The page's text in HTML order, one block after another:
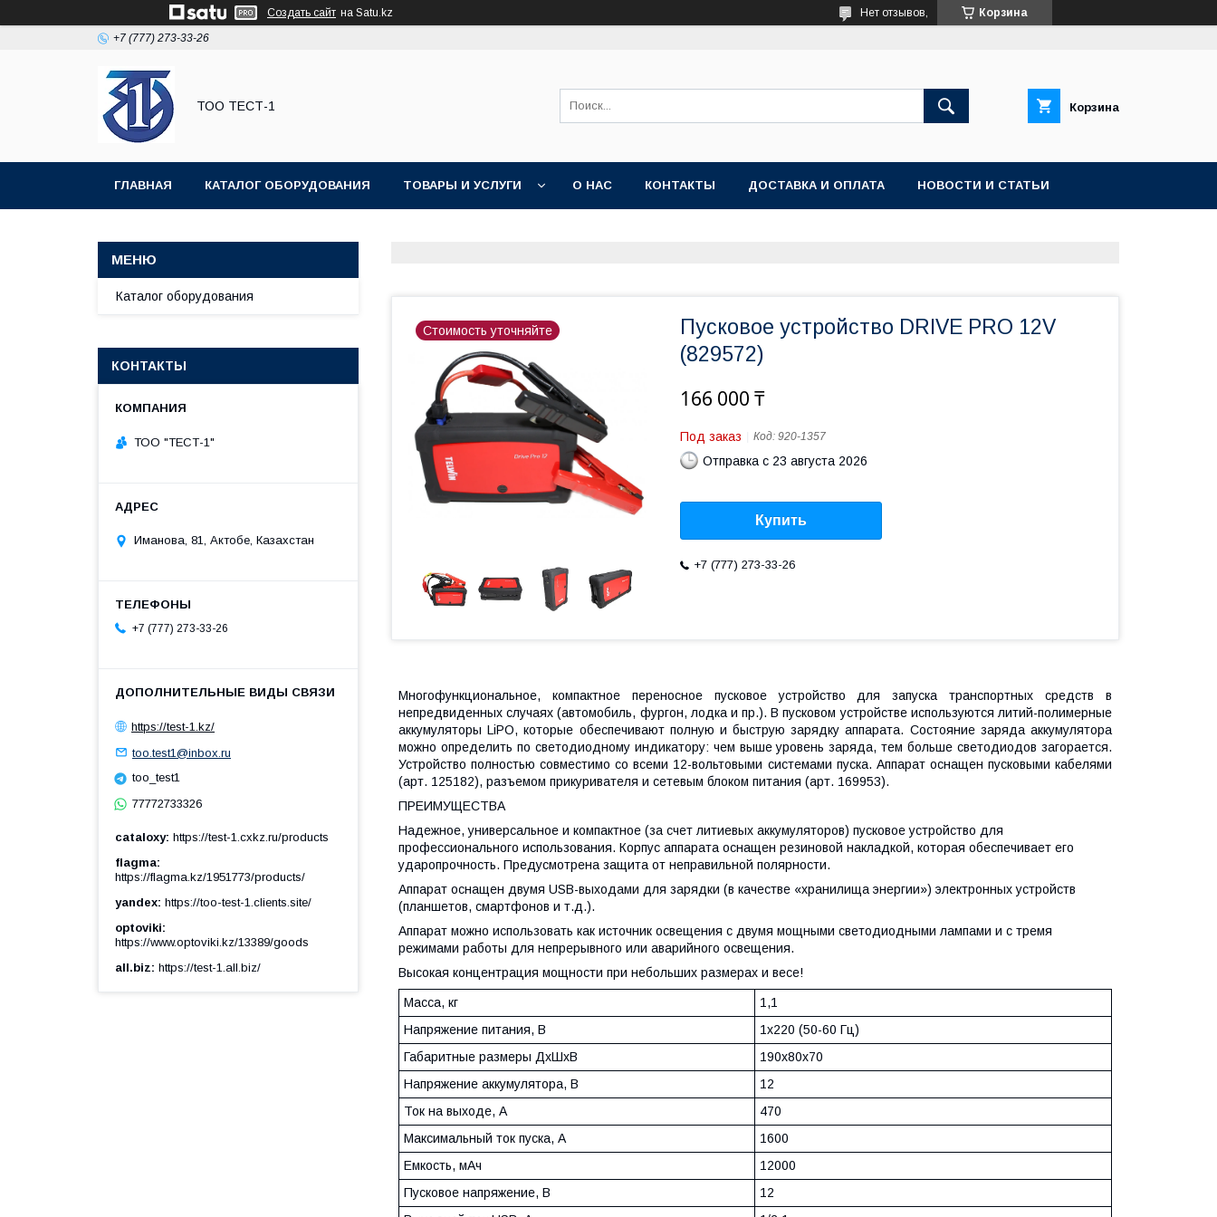
Создать сайт на Satu.kz Корзина
Нет отзывов,
+7 (777) 273-33-26
ТОО ТЕСТ-1 Корзина
ГЛАВНАЯ КАТАЛОГ ОБОРУДОВАНИЯ ТОВАРЫ И УСЛУГИ О НАС КОНТАКТЫ ДОСТАВКА И ОПЛАТА НОВОСТИ И СТАТЬИ
Стоимость уточняйте
Пусковое устройство DRIVE PRO 12V
(829572)
166 000 ₸
Под заказ Код: 920-1357
Отправка с 23 августа 2026
Купить
+7 (777) 273-33-26
Многофункциональное, компактное переносное пусковое устройство для запуска транспортных средств в
непредвиденных случаях (автомобиль, фургон, лодка и пр.). В пусковом устройстве используются литий-полимерные
аккумуляторы LiPO, которые обеспечивают полную и быструю зарядку аппарата. Состояние заряда аккумулятора
можно определить по светодиодному индикатору: чем выше уровень заряда, тем больше светодиодов загорается.
Устройство полностью совместимо со всеми 12-вольтовыми системами пуска. Аппарат оснащен пусковыми кабелями
(арт. 125182), разъемом прикуривателя и сетевым блоком питания (арт. 169953).
ПРЕИМУЩЕСТВА
Надежное, универсальное и компактное (за счет литиевых аккумуляторов) пусковое устройство для
профессионального использования. Корпус аппарата оснащен резиновой накладкой, которая обеспечивает его
ударопрочность. Предусмотрена защита от неправильной полярности.
Аппарат оснащен двумя USB-выходами для зарядки (в качестве «хранилища энергии») электронных устройств
(планшетов, смартфонов и т.д.).
Аппарат можно использовать как источник освещения с двумя мощными светодиодными лампами и с тремя
режимами работы для непрерывного или аварийного освещения.
Высокая концентрация мощности при небольших размерах и весе!
Масса, кг
1,1
Напряжение питания, В
1х220 (50-60 Гц)
Габаритные размеры ДхШхВ
190х80х70
Напряжение аккумулятора, В
12
Ток на выходе, А
470
Максимальный ток пуска, А
1600
Емкость, мАч
12000
Пусковое напряжение, В
12
Каталог оборудования
КОНТАКТЫ
ТОО "ТЕСТ-1"
Иманова, 81, Актобе, Казахстан
+7 (777) 273-33-26
https://test-1.kz/
too.test1@inbox.ru
too_test1
77772733326
cataloxy https://test-1.cxkz.ru/products
flagma
https://flagma.kz/1951773/products/
yandex https://too-test-1.clients.site/
optoviki
https://www.optoviki.kz/13389/goods
all.biz https://test-1.all.biz/